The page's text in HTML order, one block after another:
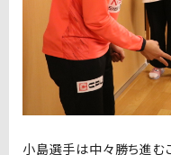
小島選手は中々勝ち進む